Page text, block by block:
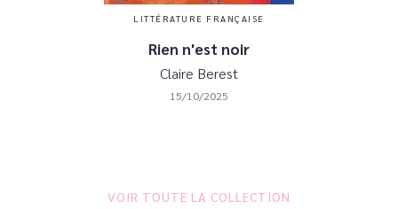
LITTÉRATURE FRANÇAISE
Rien n'est noir
Claire Berest
15/10/2025
VOIR TOUTE LA COLLECTION